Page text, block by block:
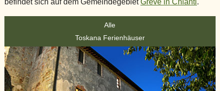
Alle
Toskana Ferienhäuser